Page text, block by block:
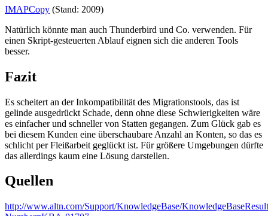
IMAPCopy (Stand: 2009)
Natürlich könnte man auch Thunderbird und Co. verwenden. Für
einen Skript-gesteuerten Ablauf eignen sich die anderen Tools
besser.
Fazit
Es scheitert an der Inkompatibilität des Migrationstools, das ist
gelinde ausgedrückt Schade, denn ohne diese Schwierigkeiten wäre
es einfacher und schneller von Statten gegangen. Zum Glück gab es
bei diesem Kunden eine überschaubare Anzahl an Konten, so das es
schlicht per Fleißarbeit geglückt ist. Für größere Umgebungen dürfte
das allerdings kaum eine Lösung darstellen.
Quellen
http://www.altn.com/Support/KnowledgeBase/